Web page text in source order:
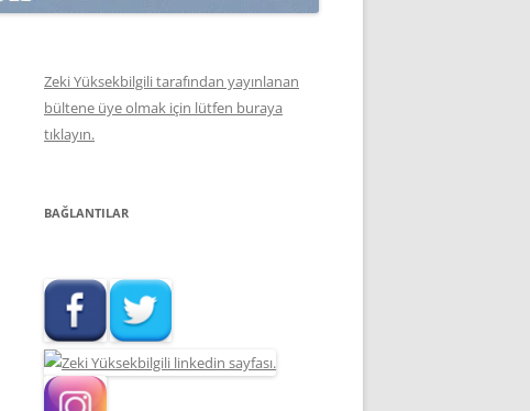
Zeki Yüksekbilgili tarafından yayınlanan
bültene üye olmak için lütfen buraya
tıklayın.
BAĞLANTILAR